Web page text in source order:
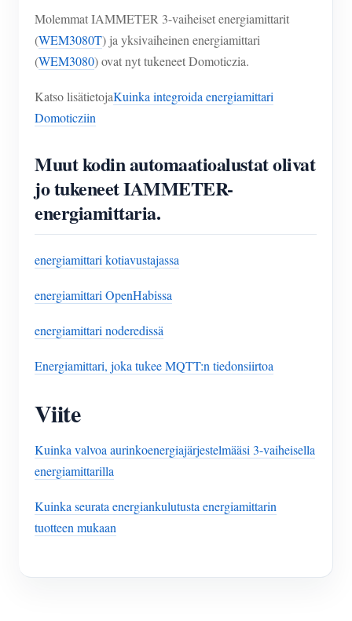
Molemmat IAMMETER 3-vaiheiset energiamittarit
(WEM3080T) ja yksivaiheinen energiamittari
(WEM3080) ovat nyt tukeneet Domoticzia.
Katso lisätietojaKuinka integroida energiamittari
Domoticziin
Muut kodin automaatioalustat olivat
jo tukeneet IAMMETER-
energiamittaria.
energiamittari kotiavustajassa
energiamittari OpenHabissa
energiamittari noderedissä
Energiamittari, joka tukee MQTT:n tiedonsiirtoa
Viite
Kuinka valvoa aurinkoenergiajärjestelmääsi 3-vaiheisella
energiamittarilla
Kuinka seurata energiankulutusta energiamittarin
tuotteen mukaan